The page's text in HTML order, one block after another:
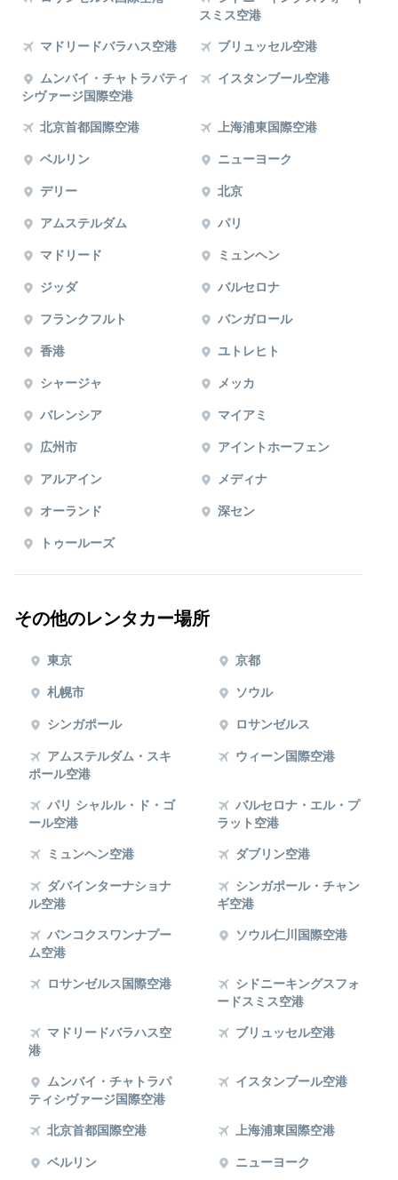
スミス空港
マドリードバラハス空港
ブリュッセル空港
ムンバイ・チャトラパティ
シヴァージ国際空港
イスタンブール空港
北京首都国際空港
上海浦東国際空港
ベルリン
ニューヨーク
デリー
北京
アムステルダム
パリ
マドリード
ミュンヘン
ジッダ
バルセロナ
フランクフルト
バンガロール
香港
ユトレヒト
シャージャ
メッカ
バレンシア
マイアミ
広州市
アイントホーフェン
アルアイン
メディナ
オーランド
深セン
トゥールーズ
その他のレンタカー場所
東京
京都
札幌市
ソウル
シンガポール
ロサンゼルス
アムステルダム・スキ
ポール空港
ウィーン国際空港
パリ シャルル・ド・ゴ
ール空港
バルセロナ・エル・プ
ラット空港
ミュンヘン空港
ダブリン空港
ダバインターナショナ
ル空港
シンガポール・チャン
ギ空港
バンコクスワンナプー
ム空港
ソウル仁川国際空港
ロサンゼルス国際空港
シドニーキングスフォ
ードスミス空港
マドリードバラハス空
港
ブリュッセル空港
ムンバイ・チャトラパ
ティシヴァージ国際空港
イスタンブール空港
北京首都国際空港
上海浦東国際空港
ベルリン
ニューヨーク